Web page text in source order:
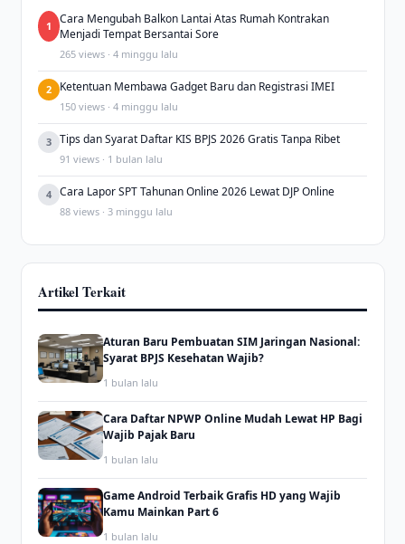
1
Cara Mengubah Balkon Lantai Atas Rumah Kontrakan
Menjadi Tempat Bersantai Sore
265 views · 4 minggu lalu
2 Ketentuan Membawa Gadget Baru dan Registrasi IMEI
150 views · 4 minggu lalu
3 Tips dan Syarat Daftar KIS BPJS 2026 Gratis Tanpa Ribet
91 views · 1 bulan lalu
4 Cara Lapor SPT Tahunan Online 2026 Lewat DJP Online
88 views · 3 minggu lalu
Artikel Terkait
Aturan Baru Pembuatan SIM Jaringan Nasional:
Syarat BPJS Kesehatan Wajib?
1 bulan lalu
Cara Daftar NPWP Online Mudah Lewat HP Bagi
Wajib Pajak Baru
1 bulan lalu
Game Android Terbaik Grafis HD yang Wajib
Kamu Mainkan Part 6
1 bulan lalu